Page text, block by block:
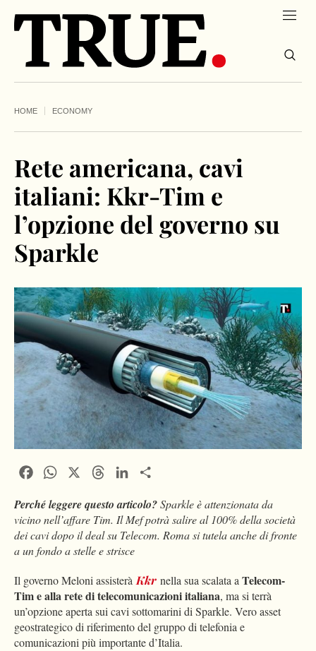
HOME ECONOMY
Rete americana, cavi
italiani: Kkr-Tim e
l’opzione del governo su
Sparkle
FacebookWhatsApp ThreadsLinkedIn
Perché leggere questo articolo?Sparkle è attenzionata da
vicino nell’affare Tim. Il Mef potrà salire al 100% della società
dei cavi dopo il deal su Telecom. Roma si tutela anche di fronte
a un fondo a stelle e strisce
Il governo Meloni assisteràKkr nella sua scalata aTelecom-
Tim e alla rete di telecomunicazioni italiana, ma si terrà
un’opzione aperta sui cavi sottomarini di Sparkle. Vero asset
geostrategico di riferimento del gruppo di telefonia e
comunicazioni più importante d’Italia.